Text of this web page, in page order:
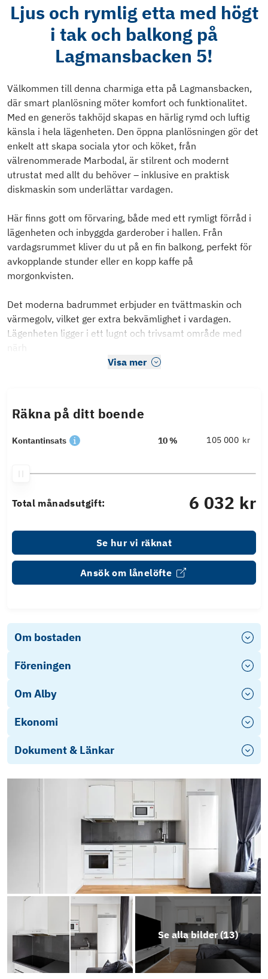
Ljus och rymlig etta med högt
i tak och balkong på
Lagmansbacken 5!
Välkommen till denna charmiga etta på Lagmansbacken,
där smart planlösning möter komfort och funktionalitet.
Med en generös takhöjd skapas en härlig rymd och luftig
känsla i hela lägenheten. Den öppna planlösningen gör det
enkelt att skapa sociala ytor och köket, från
välrenommerade Marbodal, är stilrent och modernt
utrustat med allt du behöver – inklusive en praktisk
diskmaskin som underlättar vardagen.
Här finns gott om förvaring, både med ett rymligt förråd i
lägenheten och inbyggda garderober i hallen. Från
vardagsrummet kliver du ut på en fin balkong, perfekt för
avkopplande stunder eller en kopp kaffe på
morgonkvisten.
Det moderna badrummet erbjuder en tvättmaskin och
värmegolv, vilket ger extra bekvämlighet i vardagen.
Lägenheten ligger i ett lugnt och trivsamt område med
närh
Visa mer
Räkna på ditt boende
Kontantinsats 10 % kr
Total månadsutgift: 6 032 kr
Se hur vi räknat
Ansök om lånelöfte
Om bostaden
Föreningen
Om Alby
Ekonomi
Dokument & Länkar
Se alla bilder (13)